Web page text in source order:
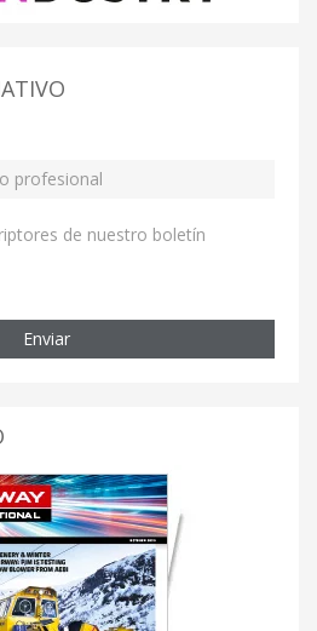
de nuestro boletín
Enviar